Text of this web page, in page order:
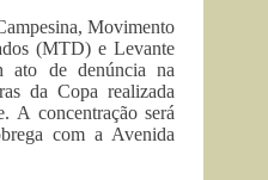
Movimento
(MTD) e Levante
ato de denúncia na
da Copa realizada
A concentração será
com a Avenida